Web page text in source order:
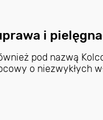
i
pod nazwą
o niezwykłych